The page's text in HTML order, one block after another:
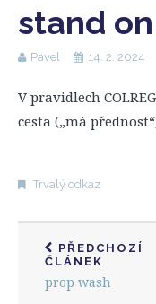
stand
Pavel 14. 2. 2024
V pravidlech
cesta („má
Trvalý odkaz
PŘEDCHOZÍ
ČLÁNEK
prop wash